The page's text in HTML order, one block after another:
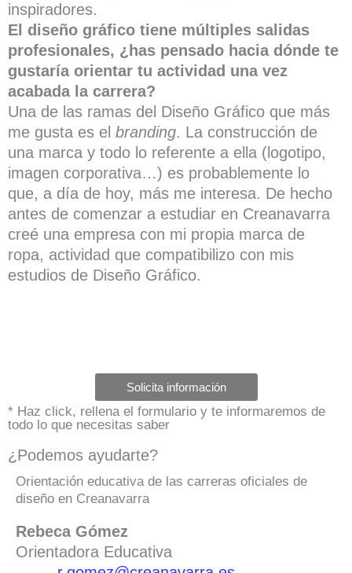
inspiradores.
El diseño gráfico tiene múltiples salidas
profesionales, ¿has pensado hacia dónde te
gustaría orientar tu actividad una vez
acabada la carrera?
Una de las ramas del Diseño Gráfico que más
me gusta es el branding. La construcción de
una marca y todo lo referente a ella (logotipo,
imagen corporativa…) es probablemente lo
que, a día de hoy, más me interesa. De hecho
antes de comenzar a estudiar en Creanavarra
creé una empresa con mi propia marca de
ropa, actividad que compatibilizo con mis
estudios de Diseño Gráfico.
Solicita información
* Haz click, rellena el formulario y te informaremos de
todo lo que necesitas saber
¿Podemos ayudarte?
Orientación educativa de las carreras oficiales de
diseño en Creanavarra
Rebeca Gómez
Orientadora Educativa